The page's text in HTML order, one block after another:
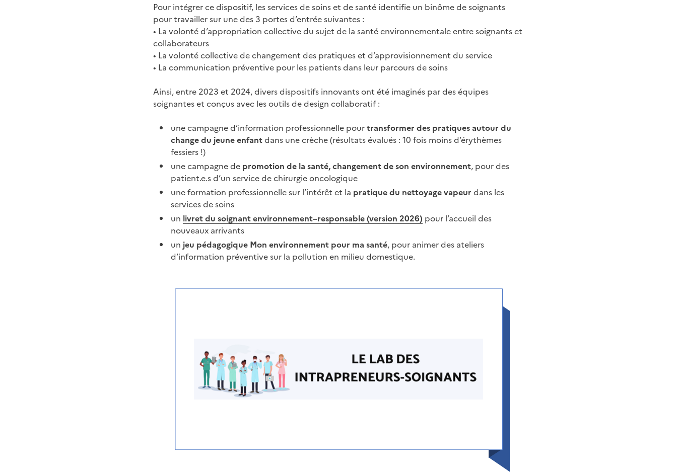
Pour intégrer ce dispositif, les services de soins et de santé identifie un binôme de soignants
pour travailler sur une des 3 portes d’entrée suivantes :
• La volonté d’appropriation collective du sujet de la santé environnementale entre soignants et
collaborateurs
• La volonté collective de changement des pratiques et d’approvisionnement du service
• La communication préventive pour les patients dans leur parcours de soins
Ainsi, entre 2023 et 2024, divers dispositifs innovants ont été imaginés par des équipes
soignantes et conçus avec les outils de design collaboratif :
une campagne d’information professionnelle pourtransformer des pratiques autour du
change du jeune enfantdans une crèche (résultats évalués : 10 fois moins d’érythèmes
fessiers !)
une campagne de promotion de la santé, changement de son environnement, pour des
patient.e.s d’un service de chirurgie oncologique
une formation professionnelle sur l’intérêt et la pratique du nettoyage vapeur dans les
services de soins
un livret du soignant environnement–responsable (version 2026) pour l’accueil des
nouveaux arrivants
un jeu pédagogique Mon environnement pour ma santé, pour animer des ateliers
d’information préventive sur la pollution en milieu domestique.